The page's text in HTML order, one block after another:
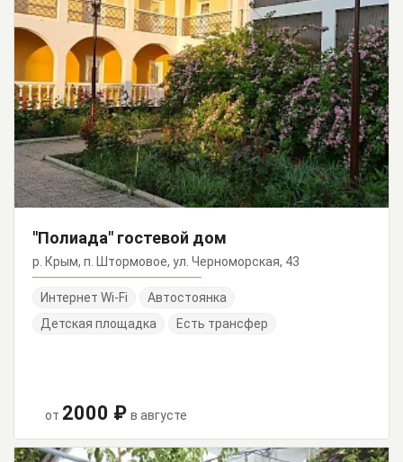
"Полиада" гостевой дом
р. Крым, п. Штормовое, ул. Черноморская, 43
Интернет Wi-Fi
Автостоянка
Детская площадка
Есть трансфер
от 2000 ₽ в августе